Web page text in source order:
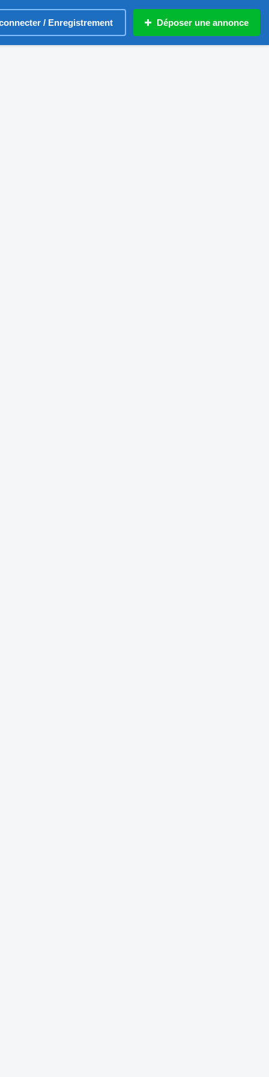
/ Enregistrement Déposer une annonce